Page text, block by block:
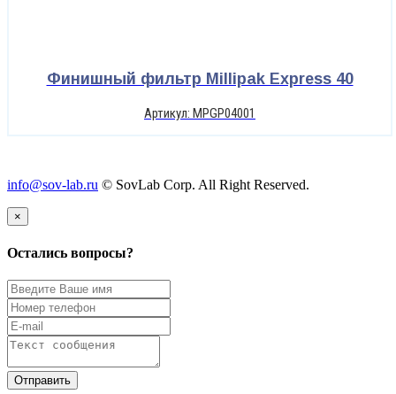
Финишный фильтр Millipak Express 40
Артикул: MPGP04001
info@sov-lab.ru © SovLab Corp. All Right Reserved.
×
Остались вопросы?